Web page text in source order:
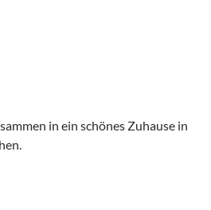
in ein schönes Zuhause in